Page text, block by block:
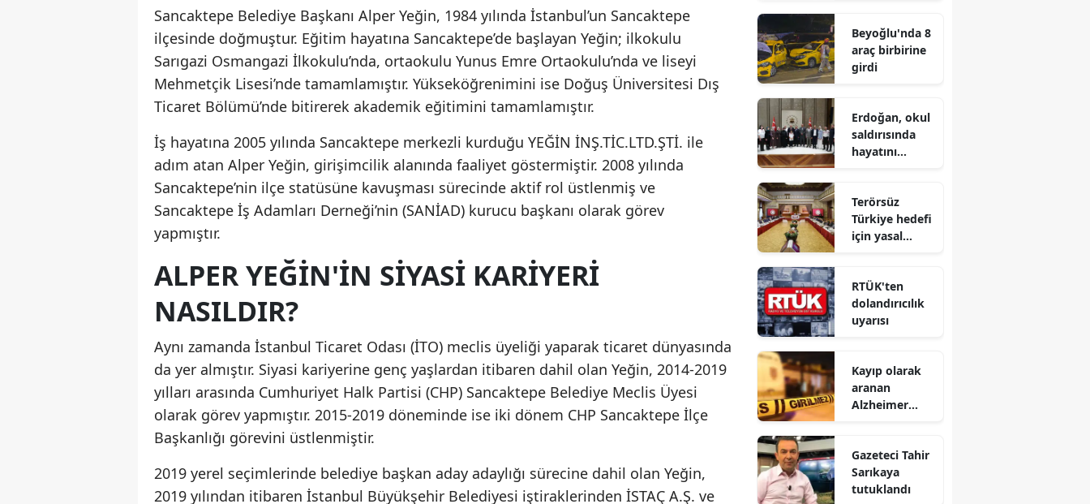
Isparta
Mersin
İstanbul
Kars
Kastamonu
Kırklareli
Kütahya
Malatya
Kahramanmaraş
Sancaktepe Belediye Başkanı Alper Yeğin, 1984 yılında İstanbul’un Sancaktepe
ilçesinde doğmuştur. Eğitim hayatına Sancaktepe’de başlayan Yeğin; ilkokulu
Sarıgazi Osmangazi İlkokulu’nda, ortaokulu Yunus Emre Ortaokulu’nda ve liseyi
Mehmetçik Lisesi’nde tamamlamıştır. Yükseköğrenimini ise Doğuş Üniversitesi Dış
Ticaret Bölümü’nde bitirerek akademik eğitimini tamamlamıştır.
İş hayatına 2005 yılında Sancaktepe merkezli kurduğu YEĞİN İNŞ.TİC.LTD.ŞTİ. ile
adım atan Alper Yeğin, girişimcilik alanında faaliyet göstermiştir. 2008 yılında
Sancaktepe’nin ilçe statüsüne kavuşması sürecinde aktif rol üstlenmiş ve
Sancaktepe İş Adamları Derneği’nin (SANİAD) kurucu başkanı olarak görev
yapmıştır.
ALPER YEĞIN'IN SIYASI KARIYERI
NASILDIR?
Aynı zamanda İstanbul Ticaret Odası (İTO) meclis üyeliği yaparak ticaret dünyasında
da yer almıştır. Siyasi kariyerine genç yaşlardan itibaren dahil olan Yeğin, 2014-2019
yılları arasında Cumhuriyet Halk Partisi (CHP) Sancaktepe Belediye Meclis Üyesi
olarak görev yapmıştır. 2015-2019 döneminde ise iki dönem CHP Sancaktepe İlçe
Başkanlığı görevini üstlenmiştir.
2019 yerel seçimlerinde belediye başkan aday adaylığı sürecine dahil olan Yeğin,
2019 yılından itibaren İstanbul Büyükşehir Belediyesi iştiraklerinden İSTAÇ A.Ş. ve
düzenlendi
Beyoğlu'nda 8
araç birbirine
girdi
Erdoğan, okul
saldırısında
hayatını
aileleriyle
görüştü
Terörsüz
Türkiye hedefi
için yasal
RTÜK'ten
dolandırıcılık
uyarısı
Kayıp olarak
aranan
Alzheimer
Gazeteci Tahir
Sarıkaya
tutuklandı